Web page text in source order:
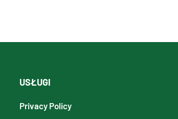
USŁUGI
Privacy Policy